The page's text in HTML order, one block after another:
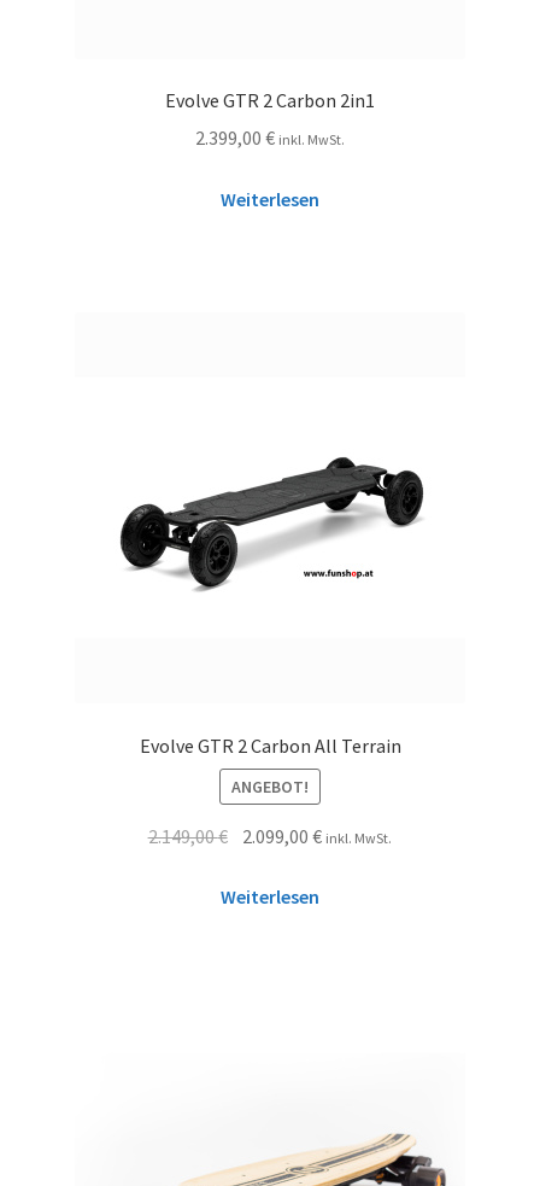
Evolve GTR 2 Carbon 2in1
2.399,00 € inkl. MwSt.
Weiterlesen
Evolve GTR 2 Carbon All Terrain
ANGEBOT!
2.149,00€ 2.099,00€ inkl. MwSt.
Weiterlesen